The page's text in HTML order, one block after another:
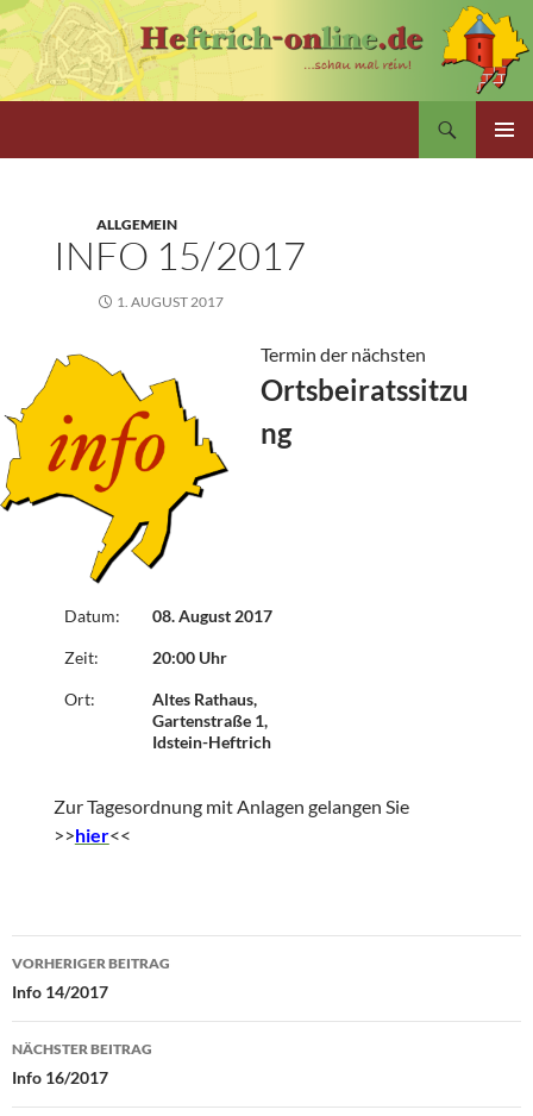
Zum
Inhalt
springen
ALLGEMEIN
INFO 15/2017
1. AUGUST 2017
Termin der nächsten
Ortsbeiratssitzu
ng
Datum: 08. August 2017
Zeit: 20:00 Uhr
Ort:
Altes Rathaus,
Gartenstraße 1,
Idstein-Heftrich
Zur Tagesordnung mit Anlagen gelangen Sie
>>hier<<
Beitragsnavigation
VORHERIGER BEITRAG
Info 14/2017
NÄCHSTER BEITRAG
Info 16/2017